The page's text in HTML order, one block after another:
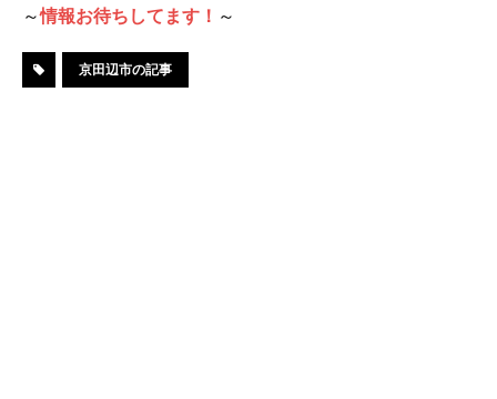
～情報お待ちしてます！ ～
京田辺市の記事